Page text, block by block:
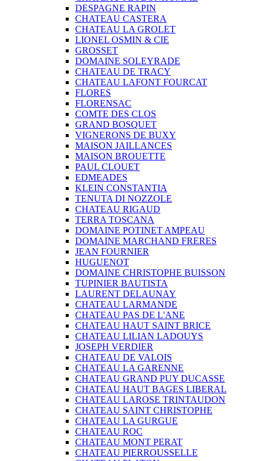
DESPAGNE RAPIN
CHATEAU CASTERA
CHATEAU LA GROLET
LIONEL OSMIN & CIE
GROSSET
DOMAINE SOLEYRADE
CHATEAU DE TRACY
CHATEAU LAFONT FOURCAT
FLORES
FLORENSAC
COMTE DES CLOS
GRAND BOSQUET
VIGNERONS DE BUXY
MAISON JAILLANCES
MAISON BROUETTE
PAUL CLOUET
EDMEADES
KLEIN CONSTANTIA
TENUTA DI NOZZOLE
CHATEAU RIGAUD
TERRA TOSCANA
DOMAINE POTINET AMPEAU
DOMAINE MARCHAND FRERES
JEAN FOURNIER
HUGUENOT
DOMAINE CHRISTOPHE BUISSON
TUPINIER BAUTISTA
LAURENT DELAUNAY
CHATEAU LARMANDE
CHATEAU PAS DE L'ANE
CHATEAU HAUT SAINT BRICE
CHATEAU LILIAN LADOUYS
JOSEPH VERDIER
CHATEAU DE VALOIS
CHATEAU LA GARENNE
CHATEAU GRAND PUY DUCASSE
CHATEAU HAUT BAGES LIBERAL
CHATEAU LAROSE TRINTAUDON
CHATEAU SAINT CHRISTOPHE
CHATEAU LA GURGUE
CHATEAU ROC
CHATEAU MONT PERAT
CHATEAU PIERROUSSELLE